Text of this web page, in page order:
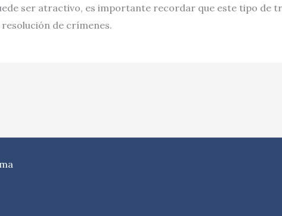
ser atractivo, es importante recordar que este tipo de
de crímenes.